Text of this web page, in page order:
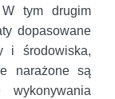
tym drugim
dopasowane
i środowiska,
narażone są